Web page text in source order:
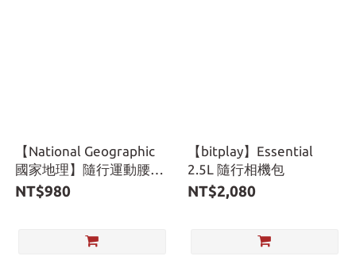
【National Geographic
國家地理】隨行運動腰包
(M)
NT$980
【bitplay】Essential
2.5L 隨行相機包
NT$2,080